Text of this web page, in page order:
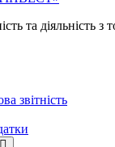
та діяльність з
звітність